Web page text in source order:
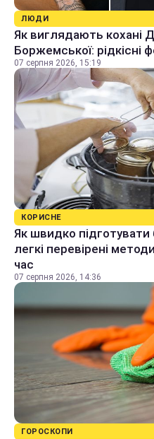
ЛЮДИ
Як виглядають кохані
Боржемської: рідкісні
07 серпня 2026, 15:19
КОРИСНЕ
Як швидко підготувати
легкі перевірені
час
07 серпня 2026, 14:36
ГОРОСКОПИ